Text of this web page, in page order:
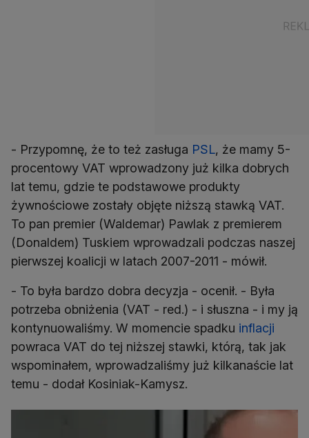
- Przypomnę, że to też zasługa PSL, że mamy 5-
procentowy VAT wprowadzony już kilka dobrych
lat temu, gdzie te podstawowe produkty
żywnościowe zostały objęte niższą stawką VAT.
To pan premier (Waldemar) Pawlak z premierem
(Donaldem) Tuskiem wprowadzali podczas naszej
pierwszej koalicji w latach 2007-2011 - mówił.
- To była bardzo dobra decyzja - ocenił. - Była
potrzeba obniżenia (VAT - red.) - i słuszna - i my ją
kontynuowaliśmy. W momencie spadku inflacji
powraca VAT do tej niższej stawki, którą, tak jak
wspominałem, wprowadzaliśmy już kilkanaście lat
temu - dodał Kosiniak-Kamysz.